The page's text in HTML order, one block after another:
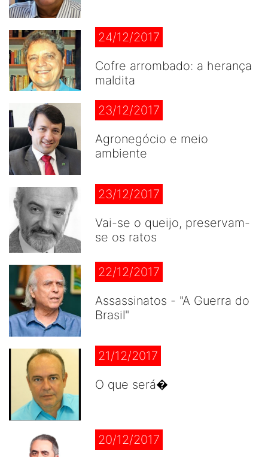
24/12/2017
Cofre arrombado: a herança
maldita
23/12/2017
Agronegócio e meio
ambiente
23/12/2017
Vai-se o queijo, preservam-
se os ratos
22/12/2017
Assassinatos - "A Guerra do
Brasil"
21/12/2017
O que será�
20/12/2017